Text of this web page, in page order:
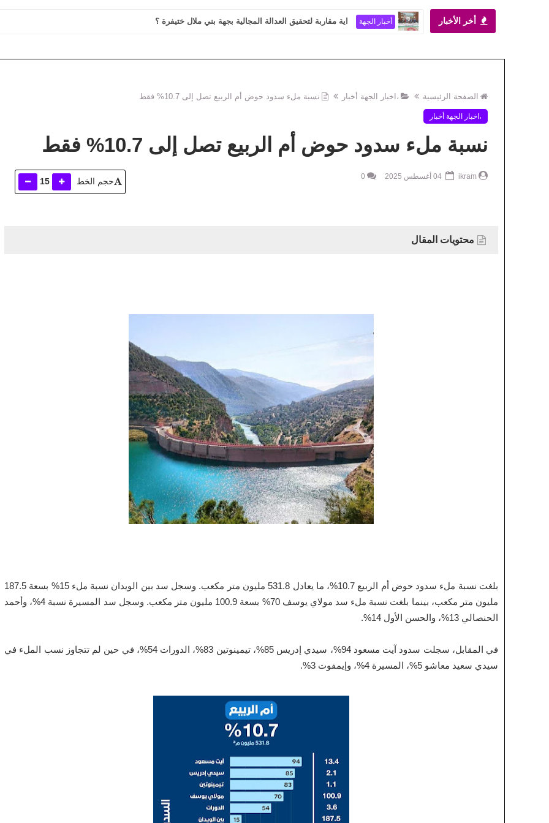
أخر الأخبار أخبار الجهة اية مقاربة لتحقيق العدالة المجالية بجهة بني ملال ختيفرة ؟
الصفحة الرئيسية ،اخبار الجهة أخبار نسبة ملء سدود حوض أم الربيع تصل إلى 10.7% فقط
،اخبار الجهة أخبار
نسبة ملء سدود حوض أم الربيع تصل إلى 10.7% فقط
ikram
0 حجم الخط 15
محتويات المقال
بلغت نسبة ملء سدود حوض أم الربيع 10.7%، ما يعادل 531.8 مليون متر مكعب. وسجل سد بين الويدان نسبة ملء 15% بسعة 187.5
مليون متر مكعب، بينما بلغت نسبة ملء سد مولاي يوسف 70% بسعة 100.9 مليون متر مكعب. وسجل سد المسيرة نسبة 4%، وأحمد
الحنصالي 13%، والحسن الأول 14%.
في المقابل، سجلت سدود آيت مسعود 94%، سيدي إدريس 85%، تيمينوتين 83%، الدورات 54%، في حين لم تتجاوز نسب الملء في
سيدي سعيد معاشو 5%، المسيرة 4%، وإيمفوت 3%.